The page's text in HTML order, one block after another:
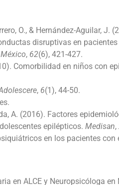
O., & Hernández-Aguilar, J.
disruptivas en
, 62(6), 421-427.
Comorbilidad en niños con
, 6(1), 44-50.
A. (2016). Factores
epilépticos. Medisan,
en los pacientes con
en ALCE y Neuropsicóloga en